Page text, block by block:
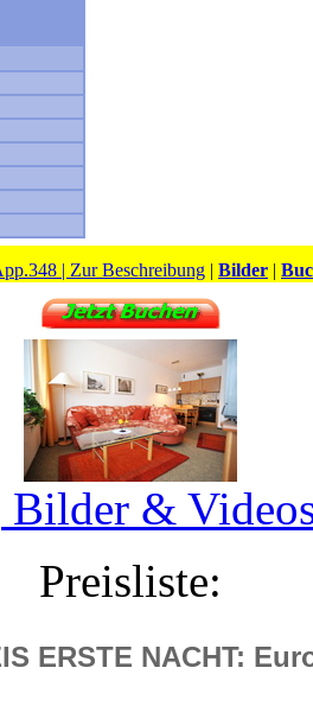
| Zur Beschreibung | Bilder |
Bilder &
Preisliste:
ERSTE NACHT: